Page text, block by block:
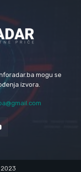
mogu se
izvora.